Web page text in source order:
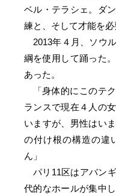
ベル・テラシェ。ダ
練と、そして才能を必
2013年４月、ソウ
綱を使用して踊った
あった。
「身体的にこのテ
ランスで現在４人の
いますが、男性はい
の付け根の構造の違
ん」
パリ11区はアバン
代的なホールが集中